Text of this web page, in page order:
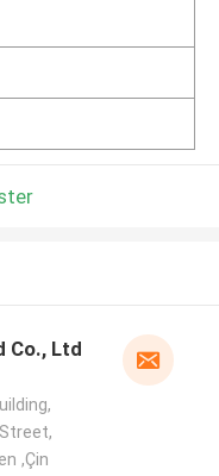
Co., Ltd
,Çin